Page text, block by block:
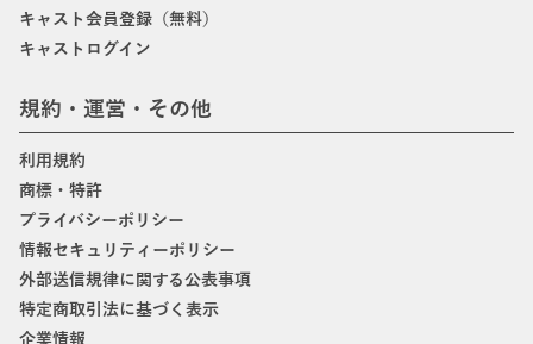
キャスト会員登録（無料）
キャストログイン
規約・運営・その他
利用規約
商標・特許
プライバシーポリシー
情報セキュリティーポリシー
外部送信規律に関する公表事項
特定商取引法に基づく表示
企業情報